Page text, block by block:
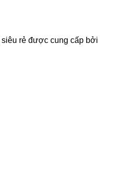
siêu rẻ được cung cấp bởi